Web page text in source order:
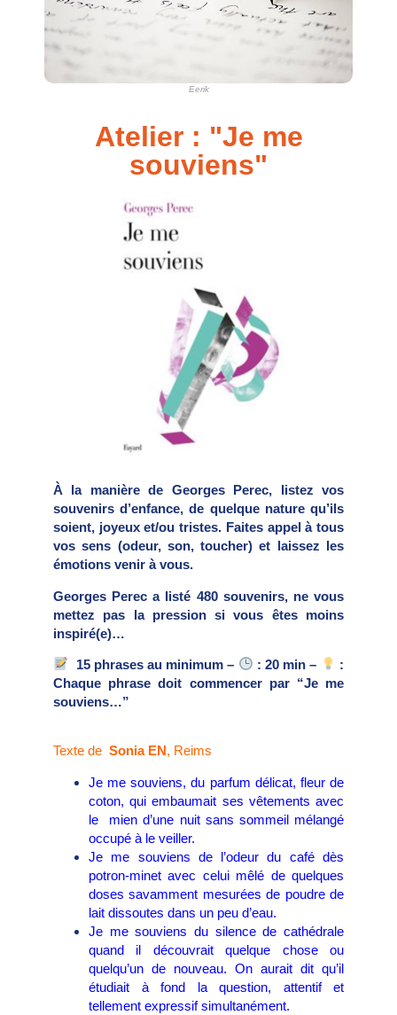
Eerik
Atelier : "Je me
souviens"
À la manière de Georges Perec, listez vos
souvenirs d’enfance, de quelque nature qu’ils
soient, joyeux et/ou tristes. Faites appel à tous
vos sens (odeur, son, toucher) et laissez les
émotions venir à vous.
Georges Perec a listé 480 souvenirs, ne vous
mettez pas la pression si vous êtes moins
inspiré(e)…
15 phrases au minimum – : 20 min –
:
Chaque phrase doit commencer par “Je me
souviens…”
Texte de Sonia EN, Reims
Je me souviens, du parfum délicat, fleur de
coton, qui embaumait ses vêtements avec
le mien d’une nuit sans sommeil mélangé
occupé à le veiller.
Je me souviens de l’odeur du café dès
potron-minet avec celui mêlé de quelques
doses savamment mesurées de poudre de
lait dissoutes dans un peu d’eau.
Je me souviens du silence de cathédrale
quand il découvrait quelque chose ou
quelqu’un de nouveau. On aurait dit qu’il
étudiait à fond la question, attentif et
tellement expressif simultanément.